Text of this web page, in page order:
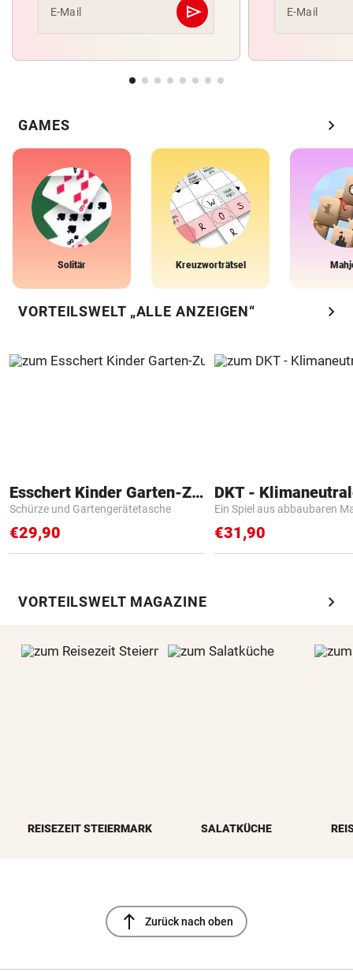
E-Mail send
Abschicken E-Mail
GAMES chevron_right
Solitär Kreuzworträtsel
VORTEILSWELT „ALLE ANZEIGEN“ chevron_right
Esschert Kinder Garten-Zubehör
Schürze und Gartengerätetasche
€29,90
Ein Spiel aus abbaubaren
€31,90
VORTEILSWELT MAGAZINE chevron_right
REISEZEIT STEIERMARK SALATKÜCHE
north Zurück nach oben